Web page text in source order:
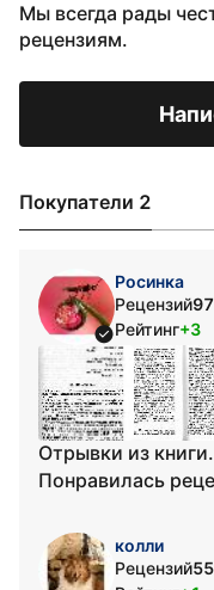
Мы всегда рады
рецензиям.
Покупатели 2
Росинка
Рецензий
Рейтинг+3
Отрывки из книги.
Понравилась
колли
Рецензий55